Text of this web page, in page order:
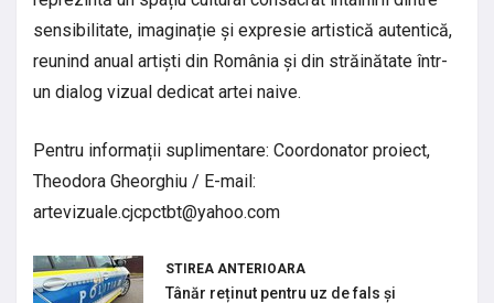
sensibilitate, imaginație și expresie artistică autentică,
reunind anual artiști din România și din străinătate într-
un dialog vizual dedicat artei naive.
Pentru informații suplimentare: Coordonator proiect,
Theodora Gheorghiu / E-mail:
artevizuale.cjcpctbt@yahoo.com
STIREA ANTERIOARA
Tânăr reținut pentru uz de fals și